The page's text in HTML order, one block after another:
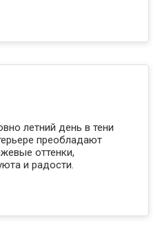
летний день в тени
преобладают
оттенки,
и радости.